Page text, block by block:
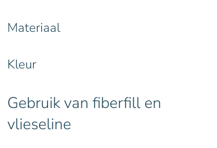
Materiaal
Kleur
Gebruik van fiberfill en
vlieseline